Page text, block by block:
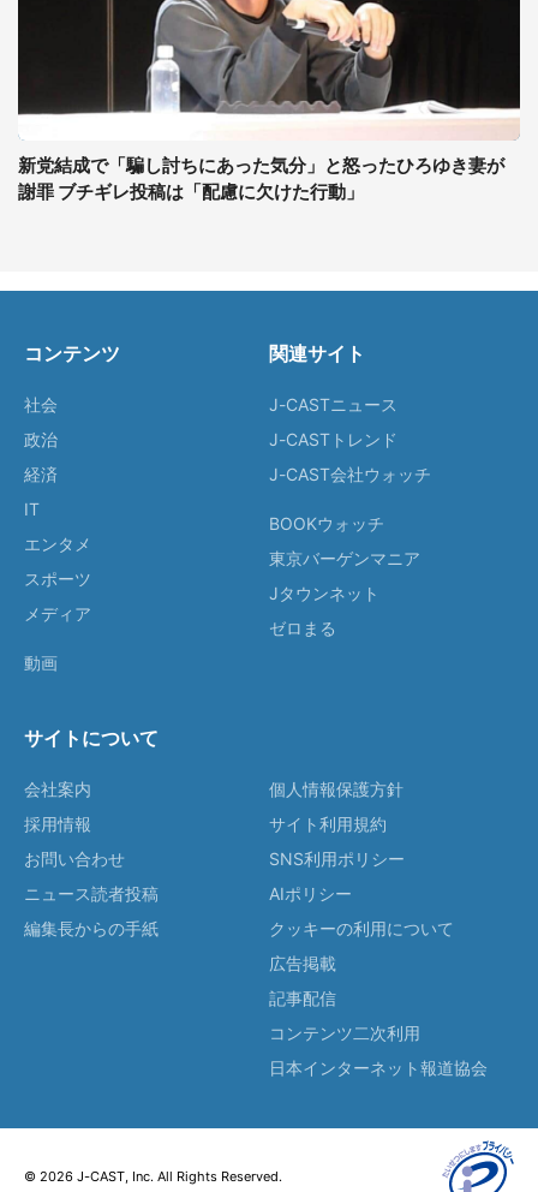
新党結成で「騙し討ちにあった気分」と怒ったひろゆき妻が
謝罪 ブチギレ投稿は「配慮に欠けた行動」
コンテンツ
社会
政治
経済
IT
エンタメ
スポーツ
メディア
動画
関連サイト
J-CASTニュース
J-CASTトレンド
J-CAST会社ウォッチ
BOOKウォッチ
東京バーゲンマニア
Jタウンネット
ゼロまる
サイトについて
会社案内
採用情報
お問い合わせ
ニュース読者投稿
編集長からの手紙
個人情報保護方針
サイト利用規約
SNS利用ポリシー
AIポリシー
クッキーの利用について
広告掲載
記事配信
コンテンツ二次利用
日本インターネット報道協会
© 2026 J-CAST, Inc. All Rights Reserved.